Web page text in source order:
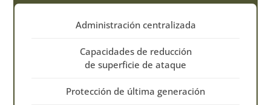
Administración centralizada
Capacidades de reducción
de superficie de ataque
Protección de última generación